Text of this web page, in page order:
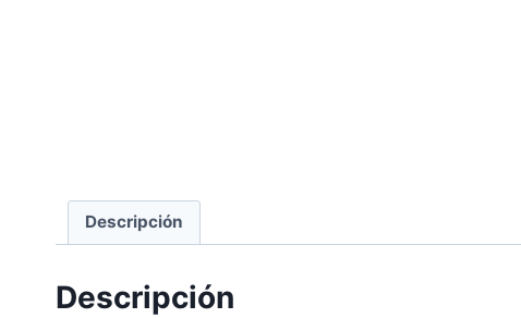
Descripción
Descripción